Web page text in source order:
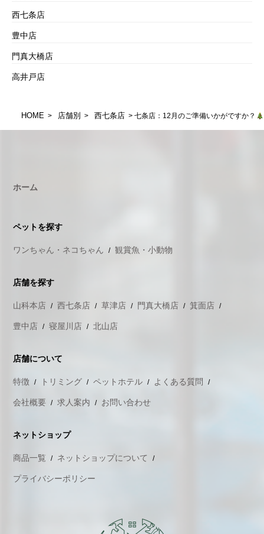
西七条店
豊中店
門真大橋店
高井戸店
HOME > 店舗別 > 西七条店 > 七条店：12月のご準備いかがですか？
ホーム
ペットを探す
ワンちゃん・ネコちゃん 観賞魚・小動物
店舗を探す
山科本店 西七条店 草津店 門真大橋店 箕面店
豊中店 寝屋川店 北山店
店舗について
特徴 トリミング ペットホテル よくある質問
会社概要 求人案内 お問い合わせ
ネットショップ
商品一覧 ネットショップについて
プライバシーポリシー